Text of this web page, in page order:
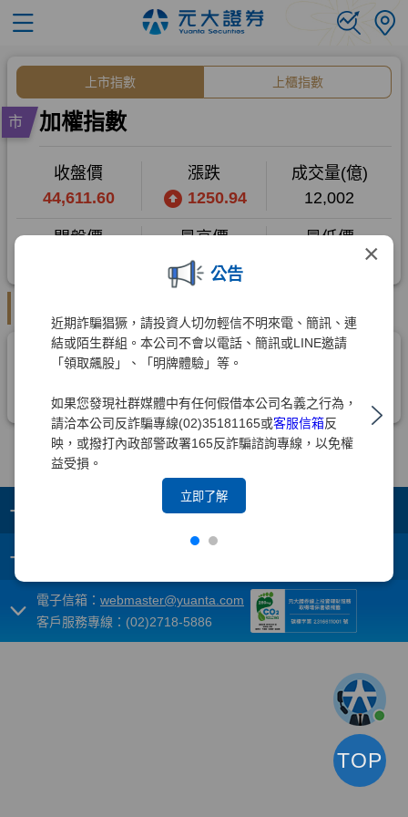
×
公告
近期詐騙猖獗，請投資人切勿輕信不明來電、簡訊、連
結或陌生群組。本公司不會以電話、簡訊或LINE邀請
「領取飆股」、「明牌體驗」等。
如果您發現社群媒體中有任何假借本公司名義之行為，
請洽本公司反詐騙專線(02)35181165或客服信箱反
映，或撥打內政部警政署165反詐騙諮詢專線，以免權
益受損。
立即了解
+
+
電子信箱： webmaster@yuanta.com
客戶服務專線：(02)2718-5886
TOP